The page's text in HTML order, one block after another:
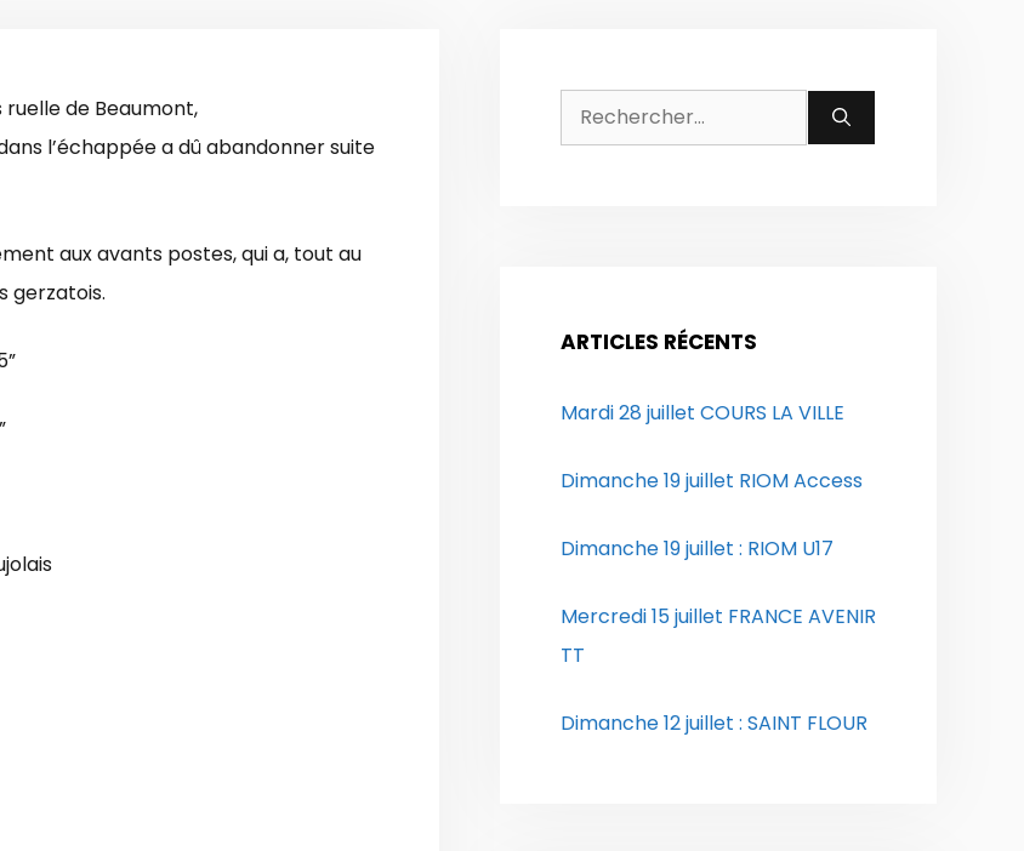
de Beaumont,
l’échappée a dû abandonner suite
aux avants postes, qui a, tout au
gerzatois.
Rechercher :
ARTICLES RÉCENTS
Mardi 28 juillet COURS LA VILLE
Dimanche 19 juillet RIOM Access
Dimanche 19 juillet : RIOM U17
Mercredi 15 juillet FRANCE AVENIR
TT
Dimanche 12 juillet : SAINT FLOUR